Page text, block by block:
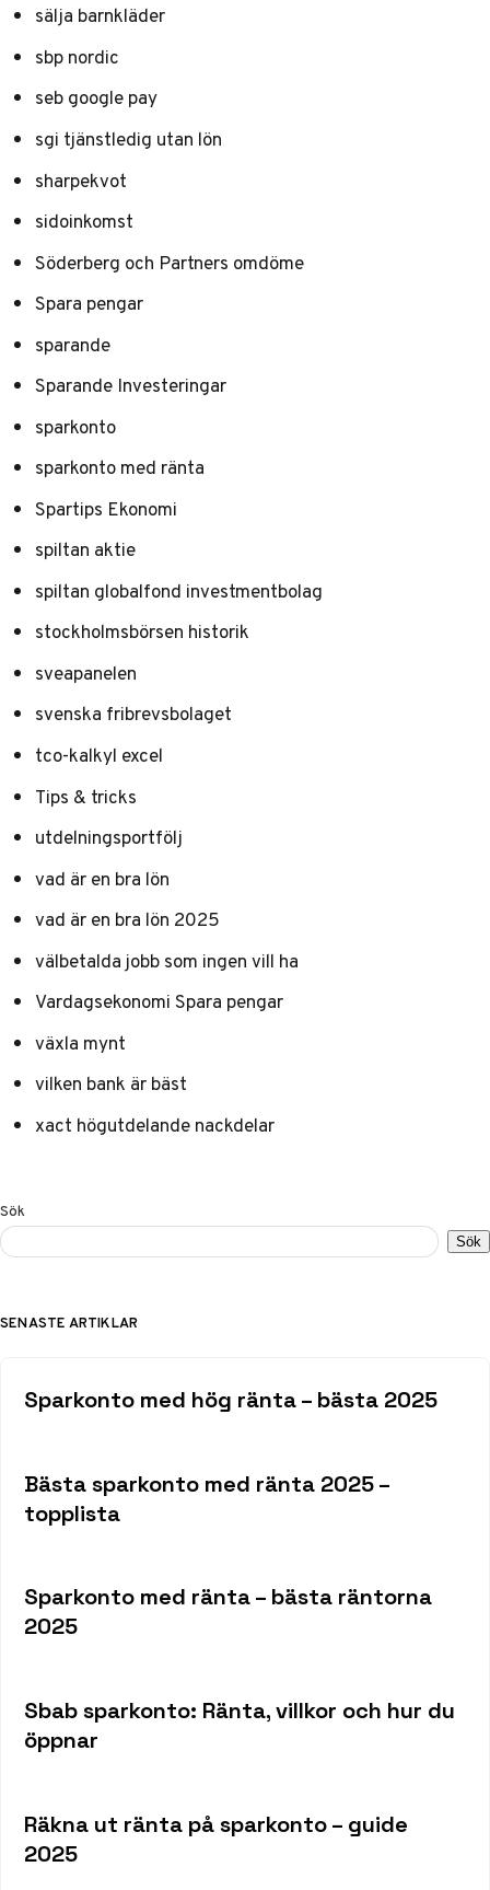
sälja barnkläder
sbp nordic
seb google pay
sgi tjänstledig utan lön
sharpekvot
sidoinkomst
Söderberg och Partners omdöme
Spara pengar
sparande
Sparande Investeringar
sparkonto
sparkonto med ränta
Spartips Ekonomi
spiltan aktie
spiltan globalfond investmentbolag
stockholmsbörsen historik
sveapanelen
svenska fribrevsbolaget
tco-kalkyl excel
Tips & tricks
utdelningsportfölj
vad är en bra lön
vad är en bra lön 2025
välbetalda jobb som ingen vill ha
Vardagsekonomi Spara pengar
växla mynt
vilken bank är bäst
xact högutdelande nackdelar
Sök
Sök
SENASTE ARTIKLAR
Sparkonto med hög ränta – bästa 2025
Bästa sparkonto med ränta 2025 –
topplista
Sparkonto med ränta – bästa räntorna
2025
Sbab sparkonto: Ränta, villkor och hur du
öppnar
Räkna ut ränta på sparkonto – guide
2025